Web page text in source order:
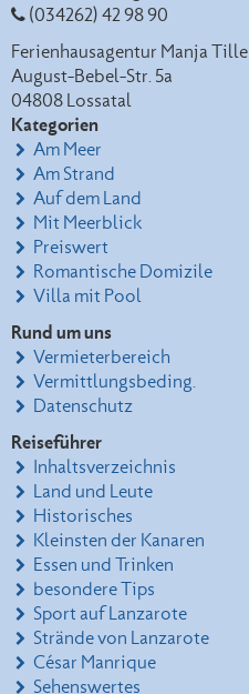
(034262) 42 98 90
Ferienhausagentur Manja Tille
August-Bebel-Str. 5a
04808
Lossatal
Kategorien
Am Meer
Am Strand
Auf dem Land
Mit Meerblick
Preiswert
Romantische Domizile
Villa mit Pool
Rund um uns
Vermieterbereich
Vermittlungsbeding.
Datenschutz
Reiseführer
Inhaltsverzeichnis
Land und Leute
Historisches
Kleinsten der Kanaren
Essen und Trinken
besondere Tips
Sport auf Lanzarote
Strände von Lanzarote
César Manrique
Sehenswertes